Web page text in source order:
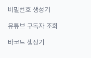
비밀번호 생성기
유튜브 구독자 조회
바코드 생성기